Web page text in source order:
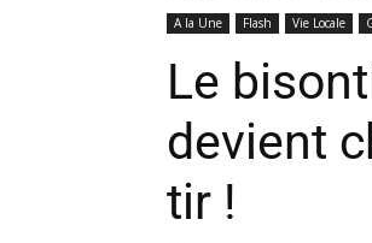
A la Une Flash Vie Locale
Le
devient
tir !